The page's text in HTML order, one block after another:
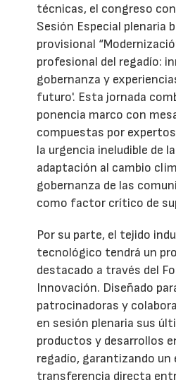
técnicas, el congreso
Sesión Especial plenaria
provisional
profesional del regadío:
gobernanza y
futuro'. Esta jornada
ponencia marco con
compuestas por
la urgencia ineludible de
adaptación al cambio
gobernanza de las
como factor crítico de
Por su parte, el tejido
tecnológico tendrá un
destacado a través del
Innovación. Diseñado
patrocinadoras y
en sesión plenaria sus
productos y desarrollos
regadío, garantizando un
transferencia directa